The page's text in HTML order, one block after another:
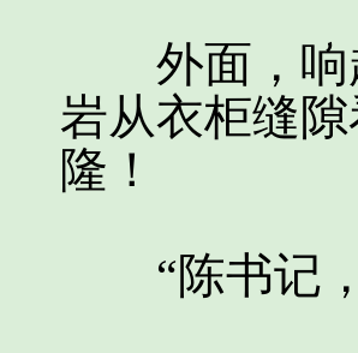
外面，响
岩从衣柜缝
隆！
“陈书记，